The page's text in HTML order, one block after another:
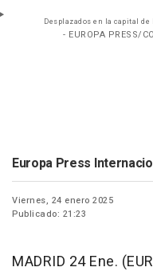
Desplazados en la capital
- EUROPA PRESS/
Europa Press
Viernes, 24 enero 2025
Publicado: 21:23
MADRID 24 Ene.